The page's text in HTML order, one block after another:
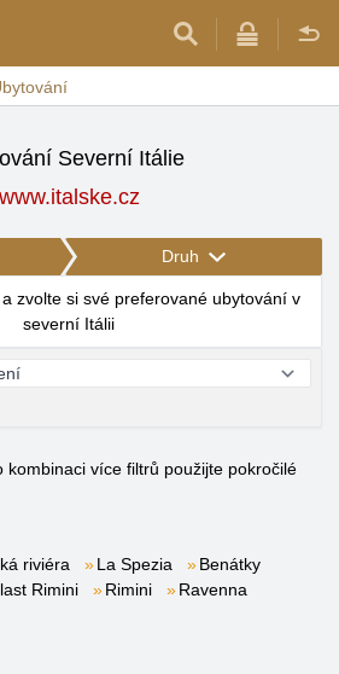
Severní Itálie
www.italske.cz
Druh
zvolte si své preferované ubytování v
severní Itálii
kombinaci více filtrů použijte pokročilé
riviéra La Spezia
Benátky
Rimini Rimini
Ravenna